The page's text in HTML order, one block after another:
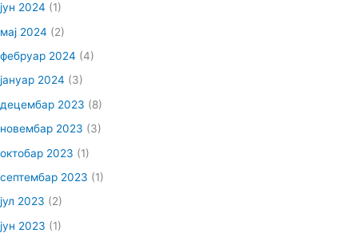
јун 2024 (1)
мај 2024 (2)
фебруар 2024 (4)
јануар 2024 (3)
децембар 2023 (8)
новембар 2023 (3)
октобар 2023 (1)
септембар 2023 (1)
јул 2023 (2)
јун 2023 (1)